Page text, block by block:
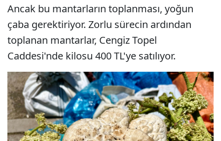
Ancak bu mantarların toplanması, yoğun
çaba gerektiriyor. Zorlu sürecin ardından
toplanan mantarlar, Cengiz Topel
Caddesi'nde kilosu 400 TL'ye satılıyor.